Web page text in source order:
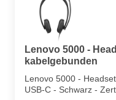
Lenovo 5000 -
kabelgebunden
Lenovo 5000 -
USB-C - Schwarz -